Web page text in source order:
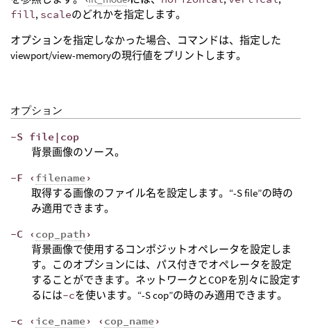
fill, scaleのどれかを指定します。
オプションを指定しなかった場合、コマンドは、指定した
viewport/view-memoryの現行値をプリントします。
オプション
-S file|cop
背景画像のソース。
-F ‹ filename ›
取得する画像のファイル名を設定します。“-S file”の時の
み適用できます。
-C ‹ cop_path ›
背景画像で使用するコンポジットオペレータを設定しま
す。このオプションには、パス付きでオペレータを設定
することができます。ネットワークとCOPを別々に設定す
るには-cを使います。“-S cop”の時のみ適用できます。
-c ‹ ice_name › ‹ cop_name ›